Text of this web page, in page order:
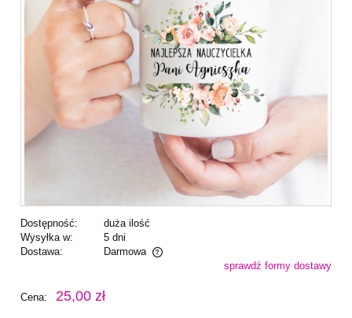
Dostępność:
duża ilość
Wysyłka w:
5 dni
Dostawa:
Darmowa
Cena nie zawiera ewentualnych kosztów płatnościsprawdź formy dostawy
Cena: 25,00 zł